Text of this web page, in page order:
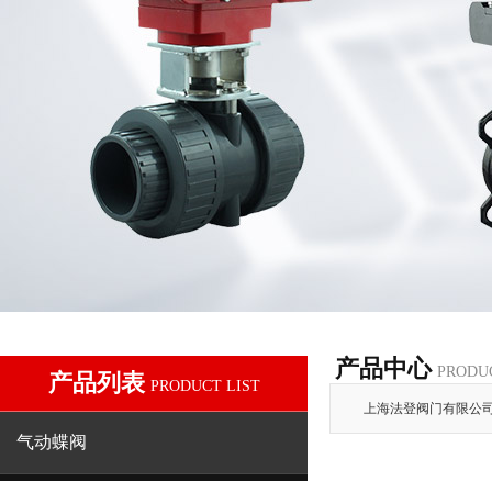
产品列表 PRODUCT LIST
气动蝶阀
产品中心
上海法登阀门有限公